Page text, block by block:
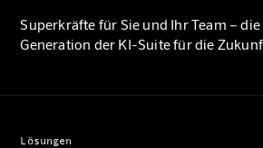
Superkräfte für Sie und Ihr Team – die
Generation der KI-Suite für die
Lösungen